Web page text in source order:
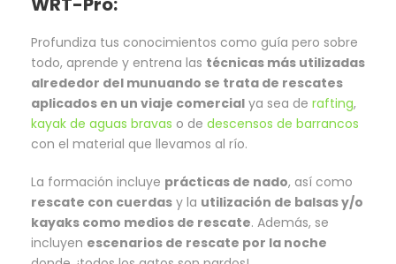
Profundiza tus conocimientos como guía pero sobre
todo, aprende y entrena las técnicas más utilizadas
alrededor del munuando se trata de rescates
aplicados en un viaje comercial ya sea de rafting,
kayak de aguas bravas o de descensos de barrancos
con el material que llevamos al río.
La formación incluye prácticas de nado, así como
rescate con cuerdas y la utilización de balsas y/o
kayaks como medios de rescate. Además, se
incluyen escenarios de rescate por la noche